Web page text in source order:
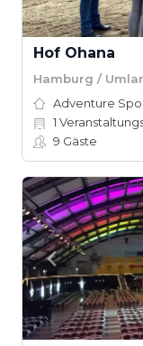
Hof Ohana
Hamburg /
Adventure
1
9 Gäste